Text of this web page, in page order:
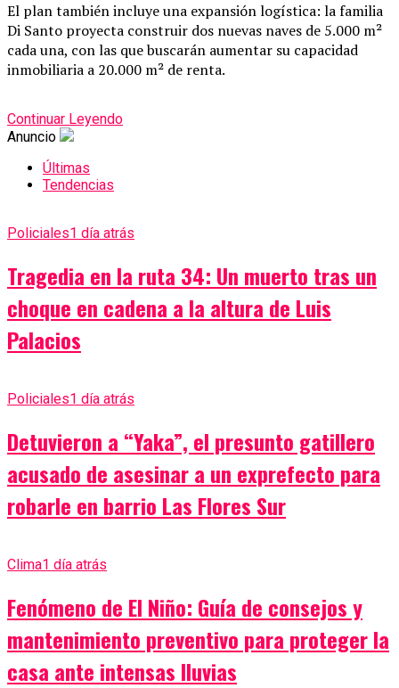
El plan también incluye una expansión logística: la familia
Di Santo proyecta construir dos nuevas naves de 5.000 m²
cada una, con las que buscarán aumentar su capacidad
inmobiliaria a 20.000 m² de renta.
Continuar Leyendo
Anuncio
Últimas
Tendencias
Policiales1 día atrás
Tragedia en la ruta 34: Un muerto tras un
choque en cadena a la altura de Luis
Palacios
Policiales1 día atrás
Detuvieron a “Yaka”, el presunto gatillero
acusado de asesinar a un exprefecto para
robarle en barrio Las Flores Sur
Clima1 día atrás
Fenómeno de El Niño: Guía de consejos y
mantenimiento preventivo para proteger la
casa ante intensas lluvias